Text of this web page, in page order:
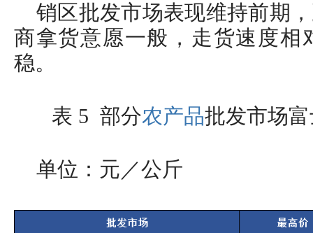
销区批发市场表现维持前期
商拿货意愿一般，走货速度相
稳。
表 5 部分农产品批发市场
单位：元／公斤